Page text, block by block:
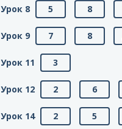
Урок 8 5 8
Урок 9 7 8
Урок 11 3
Урок 12 2 6
Урок 14 2 5